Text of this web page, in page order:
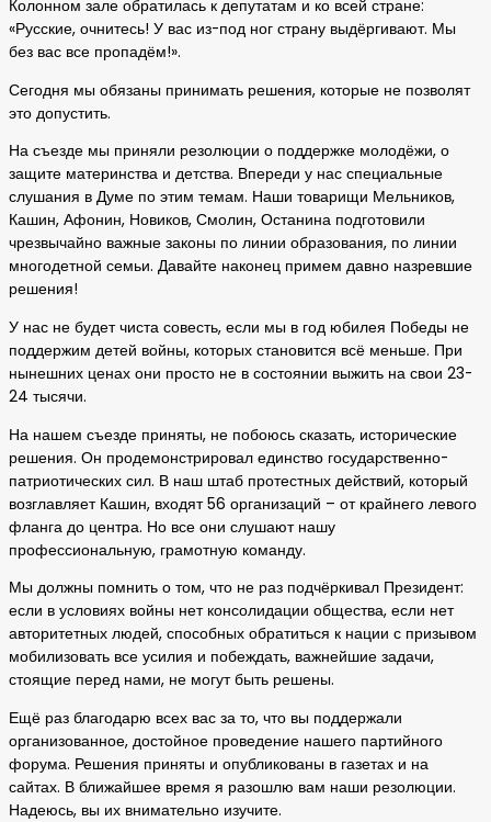
Колонном зале обратилась к депутатам и ко всей стране:
«Русские, очнитесь! У вас из-под ног страну выдёргивают. Мы
без вас все пропадём!».
Сегодня мы обязаны принимать решения, которые не позволят
это допустить.
На съезде мы приняли резолюции о поддержке молодёжи, о
защите материнства и детства. Впереди у нас специальные
слушания в Думе по этим темам. Наши товарищи Мельников,
Кашин, Афонин, Новиков, Смолин, Останина подготовили
чрезвычайно важные законы по линии образования, по линии
многодетной семьи. Давайте наконец примем давно назревшие
решения!
У нас не будет чиста совесть, если мы в год юбилея Победы не
поддержим детей войны, которых становится всё меньше. При
нынешних ценах они просто не в состоянии выжить на свои 23-
24 тысячи.
На нашем съезде приняты, не побоюсь сказать, исторические
решения. Он продемонстрировал единство государственно-
патриотических сил. В наш штаб протестных действий, который
возглавляет Кашин, входят 56 организаций – от крайнего левого
фланга до центра. Но все они слушают нашу
профессиональную, грамотную команду.
Мы должны помнить о том, что не раз подчёркивал Президент:
если в условиях войны нет консолидации общества, если нет
авторитетных людей, способных обратиться к нации с призывом
мобилизовать все усилия и побеждать, важнейшие задачи,
стоящие перед нами, не могут быть решены.
Ещё раз благодарю всех вас за то, что вы поддержали
организованное, достойное проведение нашего партийного
форума. Решения приняты и опубликованы в газетах и на
сайтах. В ближайшее время я разошлю вам наши резолюции.
Надеюсь, вы их внимательно изучите.